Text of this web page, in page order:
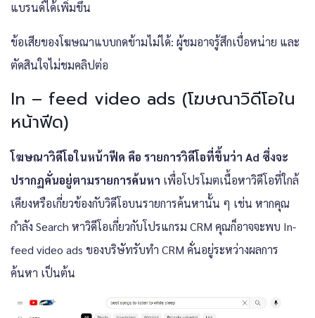
แบรนด์ได้เพิ่มขึ้น
ข้อเสียของโฆษณาแบบกดข้ามไม่ได้: ผู้ชมอาจรู้สึกเบื่อหน่าย และ
ตัดสินใจไม่ชมคลิปต่อ
In – feed video ads (โฆษณาวิดีโอใน
หน้าฟีด)
โฆษณาวิดีโอในหน้าฟีด คือ รายการวิดีโอที่ขึ้นว่า Ad ซึ่งจะ
ปรากฏคั่นอยู่ตามรายการค้นหา เพื่อโปรโมตเนื้อหาวิดีโอที่ใกล้
เคียงหรือเกี่ยวข้องกับวิดีโอบนรายการค้นหานั้น ๆ เช่น หากคุณ
กำลัง Search หาวิดีโอเกี่ยวกับโปรแกรม CRM คุณก็อาจจะพบ In-
feed video ads ของบริษัทรับทำ CRM คั่นอยู่ระหว่างผลการ
ค้นหา เป็นต้น